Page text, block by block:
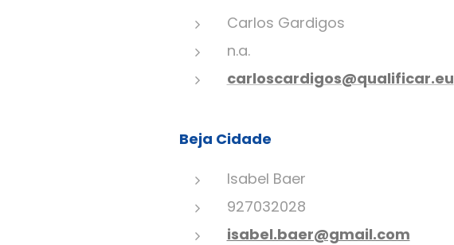
Carlos Gardigos
n.a.
carloscardigos@qualificar.eu
Beja Cidade
Isabel Baer
927032028
isabel.baer@gmail.com